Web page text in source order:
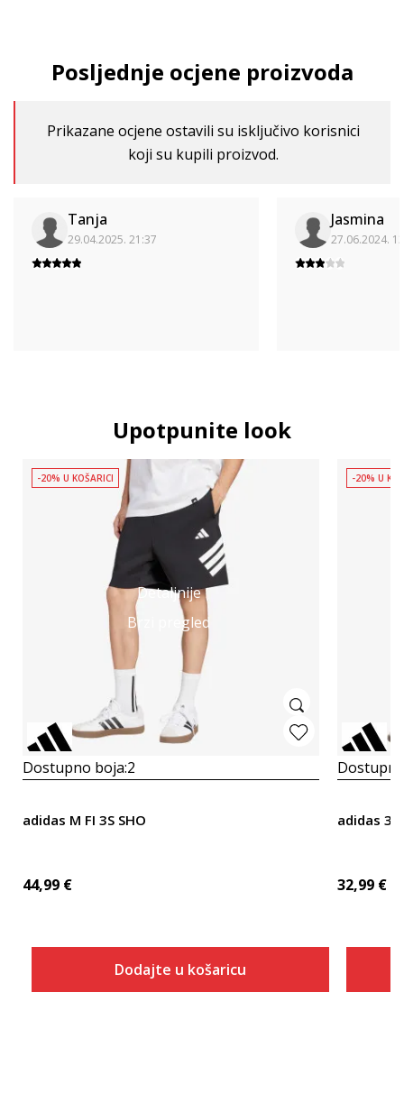
Posljednje ocjene proizvoda
Prikazane ocjene ostavili su isključivo korisnici
koji su kupili proizvod.
Tanja
29.04.2025. 21:37
Jasmina
27.06.2024.
Upotpunite look
Detaljnije
Brzi pregled
-20% U KOŠARICI
Dostupno boja:2
adidas M FI 3S SHO
44,99 €
Dodajte u košaricu
-20% U
adidas 3-
32,99 €